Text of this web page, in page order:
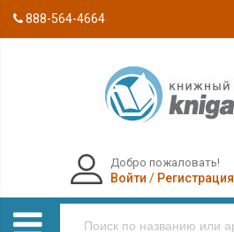
888-564-4664
Добро пожаловать!
Войти / Регистрация